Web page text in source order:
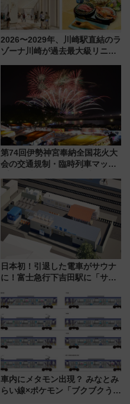
2026〜2029年、川崎駅直結のラ
ゾーナ川崎が過去最大級リニュ
「いつから何が変わるか」徹底
第74回伊勢神宮奉納全国花火大
会の交通規制・臨時列車マッ
セス
日本初！引退した電車がサウナ
に！富士急行下吉田駅に「サ電
業 行き交う電車の音や振動を
感じながら「ととのう」新感覚
車内にメタモン出現？ みなとみ
らい線×ポケモン「ブクブクうみ